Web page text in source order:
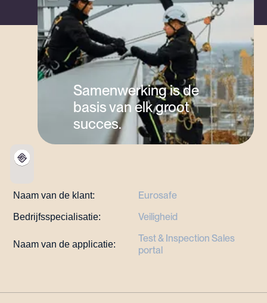
Samenwerking is de
basis van elk groot
succes.
Naam van de klant: Eurosafe
Bedrijfsspecialisatie: Veiligheid
Naam van de applicatie:
Test & Inspection Sales
portal